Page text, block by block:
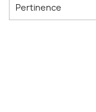
Pertinence